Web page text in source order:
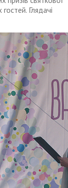
Глядачі